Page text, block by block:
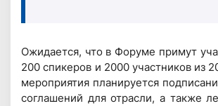
Ожидается, что в Форуме примут
200 спикеров и 2000 участников из
мероприятия планируется
соглашений для отрасли, а также